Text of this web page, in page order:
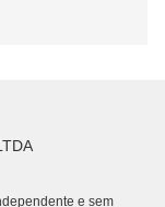
e sem